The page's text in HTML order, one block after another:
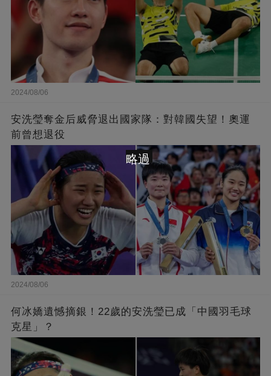
2024/08/06
安洗瑩奪金后威脅退出國家隊：對韓國失望！奧運
前曾想退役
2024/08/06
何冰嬌遺憾摘銀！22歲的安洗瑩已成「中國羽毛球
克星」？
略過